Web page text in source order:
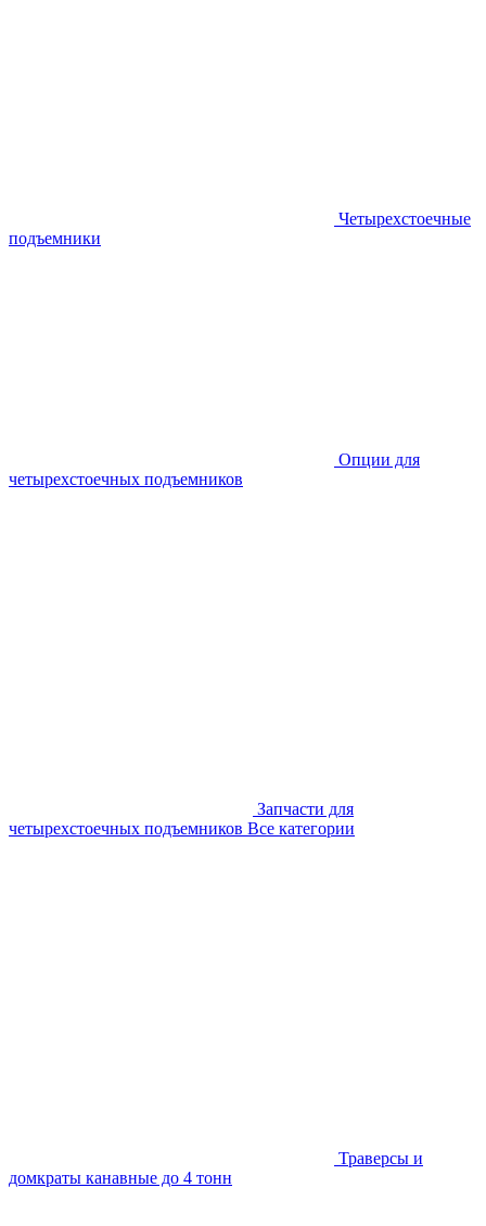
Четырехстоечные
подъемники
Опции для
четырехстоечных подъемников
Запчасти для
четырехстоечных подъемников Все категории
Траверсы и
домкраты канавные до 4 тонн